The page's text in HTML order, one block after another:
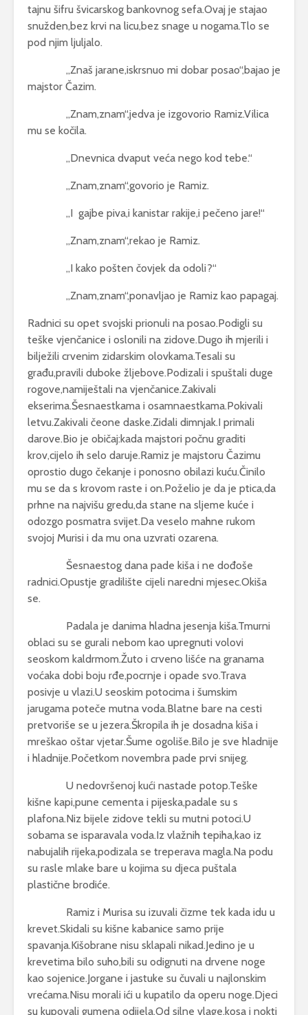
tajnu šifru švicarskog bankovnog sefa.Ovaj je stajao
snužden,bez krvi na licu,bez snage u nogama.Tlo se
pod njim ljuljalo.
,,Znaš jarane,iskrsnuo mi dobar posao“,bajao je
majstor Čazim.
,,Znam,znam“,jedva je izgovorio Ramiz.Vilica
mu se kočila.
,,Dnevnica dvaput veća nego kod tebe.“
,,Znam,znam“,govorio je Ramiz.
,,I gajbe piva,i kanistar rakije,i pečeno jare!“
,,Znam,znam“,rekao je Ramiz.
,,I kako pošten čovjek da odoli?“
,,Znam,znam“,ponavljao je Ramiz kao papagaj.
Radnici su opet svojski prionuli na posao.Podigli su
teške vjenčanice i oslonili na zidove.Dugo ih mjerili i
bilježili crvenim zidarskim olovkama.Tesali su
građu,pravili duboke žljebove.Podizali i spuštali duge
rogove,namiještali na vjenčanice.Zakivali
ekserima.Šesnaestkama i osamnaestkama.Pokivali
letvu.Zakivali čeone daske.Zidali dimnjak.I primali
darove.Bio je običaj:kada majstori počnu graditi
krov,cijelo ih selo daruje.Ramiz je majstoru Čazimu
oprostio dugo čekanje i ponosno obilazi kuću.Činilo
mu se da s krovom raste i on.Poželio je da je ptica,da
prhne na najvišu gredu,da stane na sljeme kuće i
odozgo posmatra svijet.Da veselo mahne rukom
svojoj Murisi i da mu ona uzvrati ozarena.
Šesnaestog dana pade kiša i ne dođoše
radnici.Opustje gradilište cijeli naredni mjesec.Okiša
se.
Padala je danima hladna jesenja kiša.Tmurni
oblaci su se gurali nebom kao upregnuti volovi
seoskom kaldrmom.Žuto i crveno lišće na granama
voćaka dobi boju rđe,pocrnje i opade svo.Trava
posivje u vlazi.U seoskim potocima i šumskim
jarugama poteče mutna voda.Blatne bare na cesti
pretvoriše se u jezera.Škropila ih je dosadna kiša i
mreškao oštar vjetar.Šume ogoliše.Bilo je sve hladnije
i hladnije.Početkom novembra pade prvi snijeg.
U nedovršenoj kući nastade potop.Teške
kišne kapi,pune cementa i pijeska,padale su s
plafona.Niz bijele zidove tekli su mutni potoci.U
sobama se isparavala voda.Iz vlažnih tepiha,kao iz
nabujalih rijeka,podizala se treperava magla.Na podu
su rasle mlake bare u kojima su djeca puštala
plastične brodiće.
Ramiz i Murisa su izuvali čizme tek kada idu u
krevet.Skidali su kišne kabanice samo prije
spavanja.Kišobrane nisu sklapali nikad.Jedino je u
krevetima bilo suho,bili su odignuti na drvene noge
kao sojenice.Jorgane i jastuke su čuvali u najlonskim
vrećama.Nisu morali ići u kupatilo da operu noge.Djeci
su kupovali gumena odijela.Od silne vlage,kosa i nokti